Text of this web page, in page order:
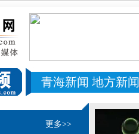
青海新闻 地方新闻
更多>>